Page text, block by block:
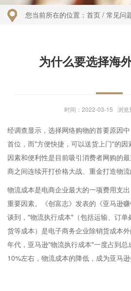
您当前所在的位置： 首页 / 常见问
为什么要选择海
时间：2022-03-15 浏览
经调查显示，选择网络购物的首要原因
首位，而"方便快捷，可以送货上门"的
因素和便利性是目前吸引消费者网购的
商之间连续开打价格大战、重金打造物流
物流成本是电商企业最大的一项费用支
重要因素。《创富志》发表的《亚马逊
谈到，"物流执行成本"（包括运输、订
货等成本）是电子商务企业除销货成本
年代，亚马逊"物流执行成本"一度占到
10%左右，物流成本的降低，成为亚马逊